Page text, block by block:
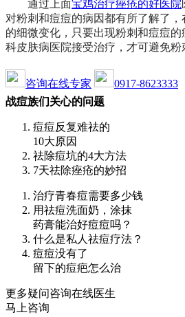
通过上面宝鸡治疗痤疮的好医院
对粉刺和痘痘的病因都有所了解了
的细微变化，只要出现粉刺和痘痘
科皮肤病医院接受治疗，才可避免
咨询在线专家
0917-8623333
战痘族们关心的问题
痘痘反复难祛的
10大原因
祛除痘坑的4大方法
7天祛除痤疮的妙招
治疗青春痘需要多少钱
用祛痘洗面奶，涂抹
药膏能治好痘痘吗？
什么是私人祛痘疗法？
痘痘没有了
留下的痘疤怎么治
更多疑问咨询在线医生
马上咨询